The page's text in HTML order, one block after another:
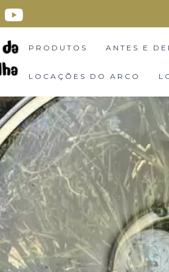
PRODUTOS ANTES E
LOCAÇÕES DO ARCO